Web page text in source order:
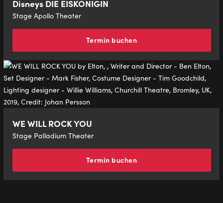
Disneys DIE EISKÖNIGIN
Stage Apollo Theater
Termin buchen
WE WILL ROCK YOU
Stage Palladium Theater
Termin buchen